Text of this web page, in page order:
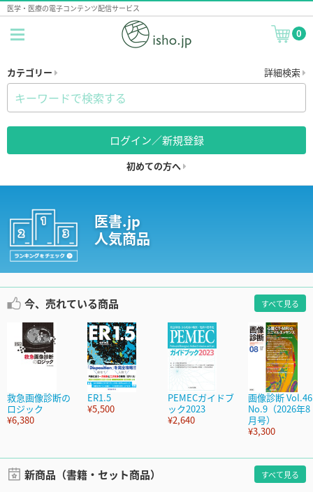
医学・医療の電子コンテンツ配信サービス
0
カテゴリー 詳細検索
ログイン／新規登録
初めての方へ
医書.jp
人気商品
今、売れている商品 すべて見る
救急画像診断の
ロジック
¥6,380
ER1.5
¥5,500
PEMECガイドブ
ック2023
¥2,640
画像診断 Vol.46
No.9（2026年8
月号）
¥3,300
新商品（書籍・セット商品） すべて見る